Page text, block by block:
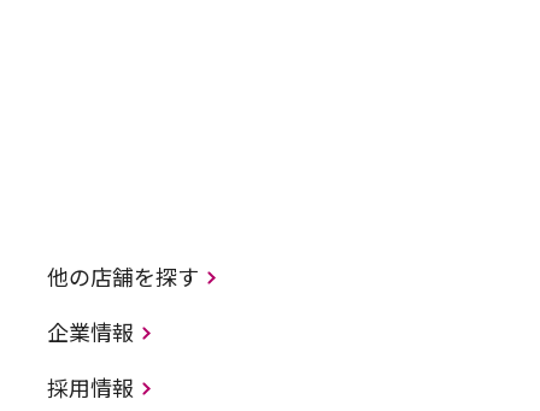
他の店舗を探す
企業情報
採用情報